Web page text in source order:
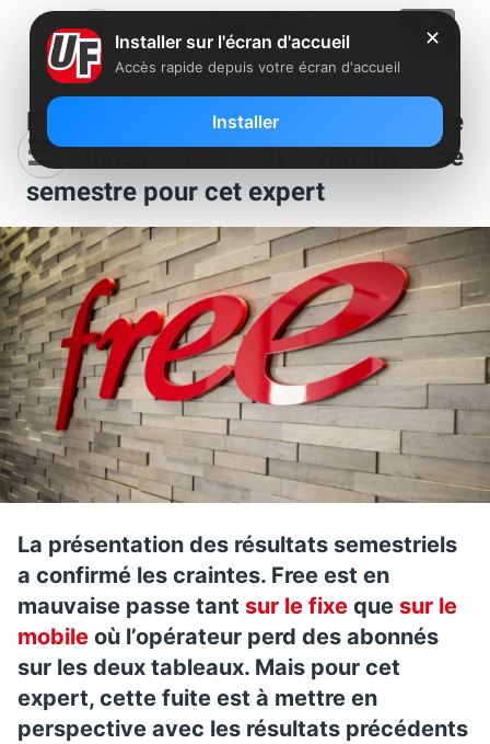
Free : il faut relativiser la perte
d’abonnés fixe et mobile ce
semestre pour cet expert
La présentation des résultats semestriels
a confirmé les craintes. Free est en
mauvaise passe tant sur le fixe que sur le
mobile où l’opérateur perd des abonnés
sur les deux tableaux. Mais pour cet
expert, cette fuite est à mettre en
perspective avec les résultats précédents
✕
Installer sur l'écran d'accueil
Accès rapide depuis votre écran d'accueil
Installer